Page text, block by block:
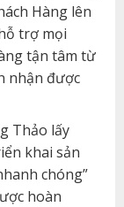
Hàng lên
trợ mọi
tận tâm từ
nhận được
Thảo lấy
khai sản
chóng”
hoàn